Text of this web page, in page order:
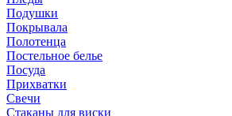
Подушки
Покрывала
Полотенца
Постельное белье
Посуда
Прихватки
Свечи
Стаканы для виски